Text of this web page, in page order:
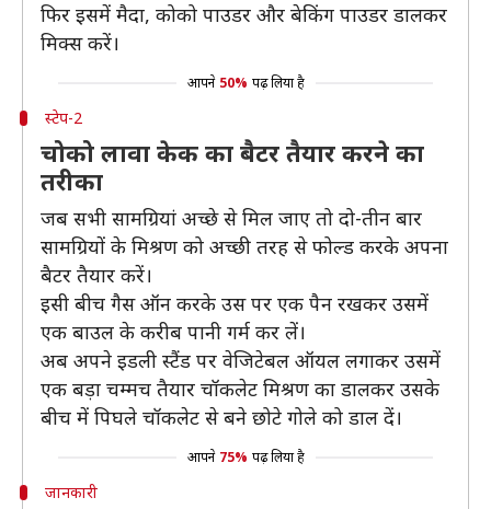
फिर इसमें मैदा, कोको पाउडर और बेकिंग पाउडर डालकर
मिक्स करें।
आपने 50% पढ़ लिया है
स्टेप-2
चोको लावा केक का बैटर तैयार करने का
तरीका
जब सभी सामग्रियां अच्छे से मिल जाए तो दो-तीन बार
सामग्रियों के मिश्रण को अच्छी तरह से फोल्ड करके अपना
बैटर तैयार करें।
इसी बीच गैस ऑन करके उस पर एक पैन रखकर उसमें
एक बाउल के करीब पानी गर्म कर लें।
अब अपने इडली स्टैंड पर वेजिटेबल ऑयल लगाकर उसमें
एक बड़ा चम्मच तैयार चॉकलेट मिश्रण का डालकर उसके
बीच में पिघले चॉकलेट से बने छोटे गोले को डाल दें।
आपने 75% पढ़ लिया है
जानकारी